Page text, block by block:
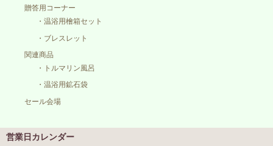
贈答用コーナー
・温浴用檜箱セット
・ブレスレット
関連商品
・トルマリン風呂
・温浴用鉱石袋
セール会場
営業日カレンダー